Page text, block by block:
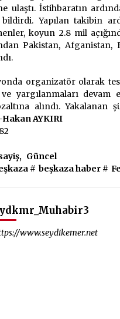
Seydikemer Belediye Meclisi
Ayı Toplantısı Yapıldı
2 yıl ago
ulaştı. İstihbaratın
bildirdi. Yapılan takibin
koyun 2.8 mil
Pakistan,
organizatör olarak
ve yargılanmaları
alındı. Yakalanan
AYKIRI
, Güncel
# beşkaza haber #
www.seydikemer.net